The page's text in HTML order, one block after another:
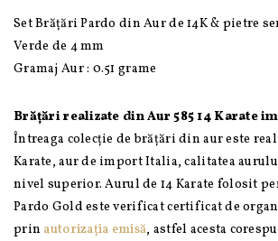
Set Brățări Pardo din Aur de 14K & pietre
Verde de 4 mm
Gramaj Aur : 0.51 grame
Brățări realizate din Aur 585 14 Karate
Întreaga colecție de brățări din aur este
Karate, aur de import Italia, calitatea
nivel superior. Aurul de 14 Karate folosit
Pardo Gold este verificat certificat de
prin autorizația emisă, astfel acesta